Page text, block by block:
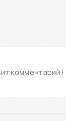
комментарий!